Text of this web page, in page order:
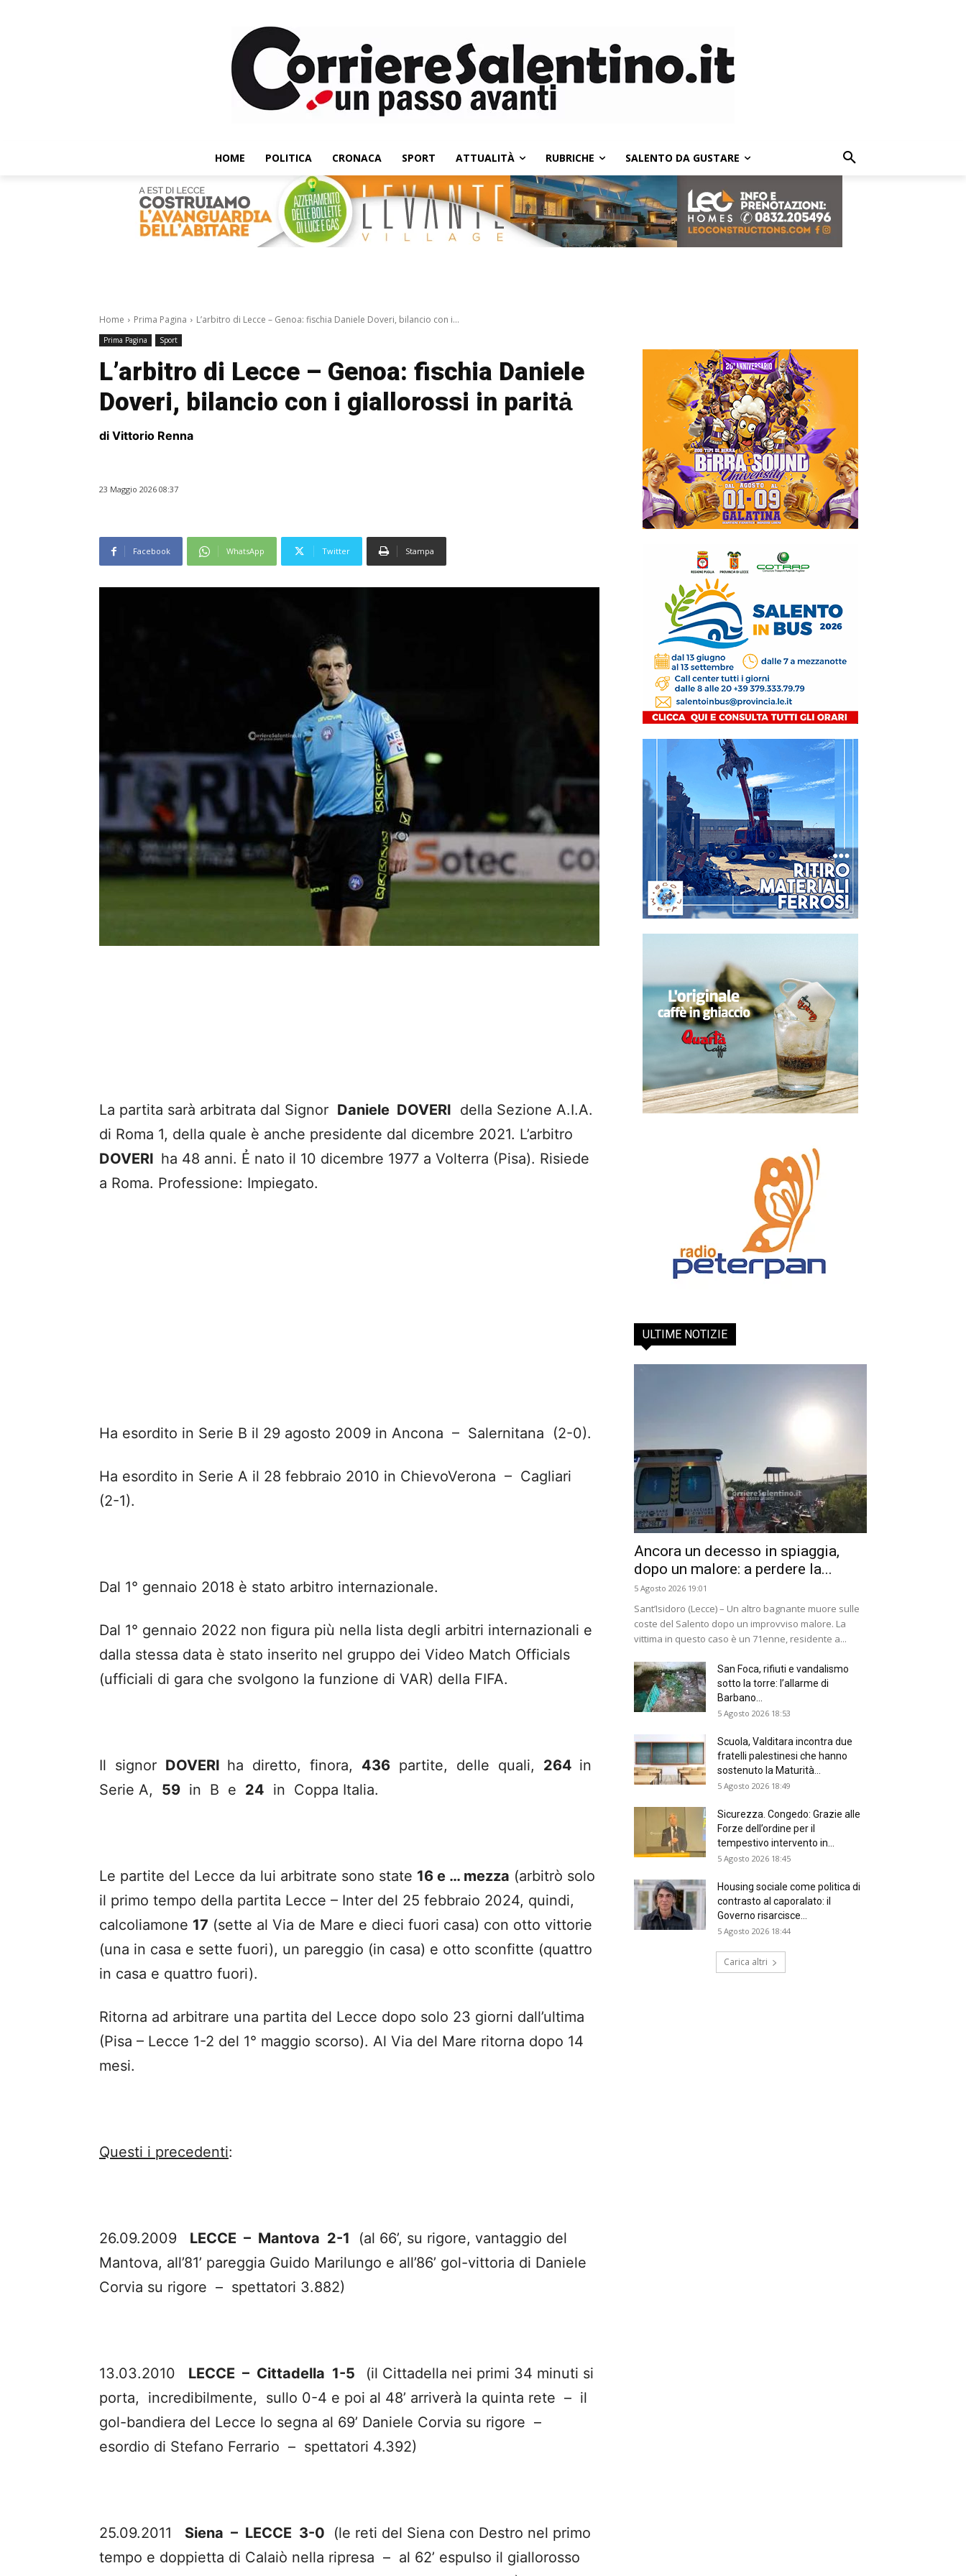
HOME POLITICA CRONACA SPORT ATTUALITÀ RUBRICHE SALENTO DA GUSTARE
Home Prima Pagina L’arbitro di Lecce – Genoa: fischia Daniele Doveri, bilancio con i...
Prima Pagina Sport
L’arbitro di Lecce – Genoa: fischia Daniele
Doveri, bilancio con i giallorossi in paritȧ
di Vittorio Renna
23 Maggio 2026 08:37
Facebook WhatsApp Twitter Stampa
La partita sarà arbitrata dal Signor Daniele DOVERI della Sezione A.I.A.
di Roma 1, della quale è anche presidente dal dicembre 2021. L’arbitro
DOVERI ha 48 anni. Ẻ nato il 10 dicembre 1977 a Volterra (Pisa). Risiede
a Roma. Professione: Impiegato.
Ha esordito in Serie B il 29 agosto 2009 in Ancona – Salernitana (2-0).
Ha esordito in Serie A il 28 febbraio 2010 in ChievoVerona – Cagliari
(2-1).
Dal 1° gennaio 2018 è stato arbitro internazionale.
Dal 1° gennaio 2022 non figura più nella lista degli arbitri internazionali e
dalla stessa data è stato inserito nel gruppo dei Video Match Officials
(ufficiali di gara che svolgono la funzione di VAR) della FIFA.
Il signor DOVERI ha diretto, finora, 436 partite, delle quali, 264 in
Serie A, 59 in B e 24 in Coppa Italia.
Le partite del Lecce da lui arbitrate sono state 16 e … mezza (arbitrò solo
il primo tempo della partita Lecce – Inter del 25 febbraio 2024, quindi,
calcoliamone 17 (sette al Via de Mare e dieci fuori casa) con otto vittorie
(una in casa e sette fuori), un pareggio (in casa) e otto sconfitte (quattro
in casa e quattro fuori).
Ritorna ad arbitrare una partita del Lecce dopo solo 23 giorni dall’ultima
(Pisa – Lecce 1-2 del 1° maggio scorso). Al Via del Mare ritorna dopo 14
mesi.
Questi i precedenti:
26.09.2009 LECCE – Mantova 2-1 (al 66’, su rigore, vantaggio del
Mantova, all’81’ pareggia Guido Marilungo e all’86’ gol-vittoria di Daniele
Corvia su rigore – spettatori 3.882)
13.03.2010 LECCE – Cittadella 1-5 (il Cittadella nei primi 34 minuti si
porta, incredibilmente, sullo 0-4 e poi al 48’ arriverà la quinta rete – il
gol-bandiera del Lecce lo segna al 69’ Daniele Corvia su rigore –
esordio di Stefano Ferrario – spettatori 4.392)
25.09.2011 Siena – LECCE 3-0 (le reti del Siena con Destro nel primo
tempo e doppietta di Calaiò nella ripresa – al 62’ espulso il giallorosso
ULTIME NOTIZIE
Ancora un decesso in spiaggia,
dopo un malore: a perdere la...
5 Agosto 2026 19:01
Sant’Isidoro (Lecce) – Un altro bagnante muore sulle
coste del Salento dopo un improvviso malore. La
vittima in questo caso è un 71enne, residente a...
San Foca, rifiuti e vandalismo
sotto la torre: l’allarme di
Barbano...
5 Agosto 2026 18:53
Scuola, Valditara incontra due
fratelli palestinesi che hanno
sostenuto la Maturità...
5 Agosto 2026 18:49
Sicurezza. Congedo: Grazie alle
Forze dell’ordine per il
tempestivo intervento in...
5 Agosto 2026 18:45
Housing sociale come politica di
contrasto al caporalato: il
Governo risarcisce...
5 Agosto 2026 18:44
Carica altri